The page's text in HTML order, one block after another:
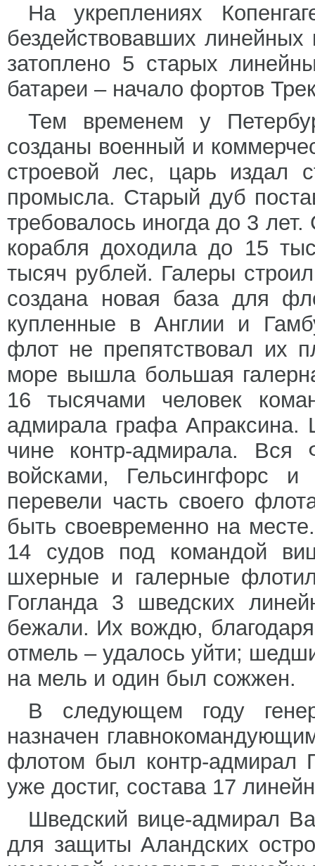
На укреплениях
бездействовавших
затоплено 5 старых
батареи – начало фортов
Тем временем у
созданы военный и
строевой лес, царь издал
промысла. Старый дуб
требовалось иногда до 3
корабля доходила до 15
тысяч рублей. Галеры
создана новая база для
купленные в Англии и
флот не препятствовал их
море вышла большая
16 тысячами человек
адмирала графа Апраксина.
чине контр-адмирала. Вся
войсками, Гельсингфорс
перевели часть своего
быть своевременно на
14 судов под командой
шхерные и галерные
Гогланда 3 шведских
бежали. Их вождю,
отмель – удалось уйти;
на мель и один был сожжен.
В следующем году
назначен
флотом был контр-адмирал
уже достиг, состава 17
Шведский вице-адмирал
для защиты Аландских